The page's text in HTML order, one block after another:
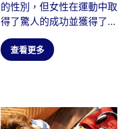
受傷
的性別，但女性在運動中取
得了驚人的成功並獲得了更
多的認可。壞消息是，女性
比...查看更多